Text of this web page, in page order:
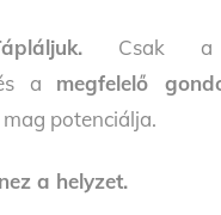
Csak
a megfelelő
potenciálja.
a helyzet.